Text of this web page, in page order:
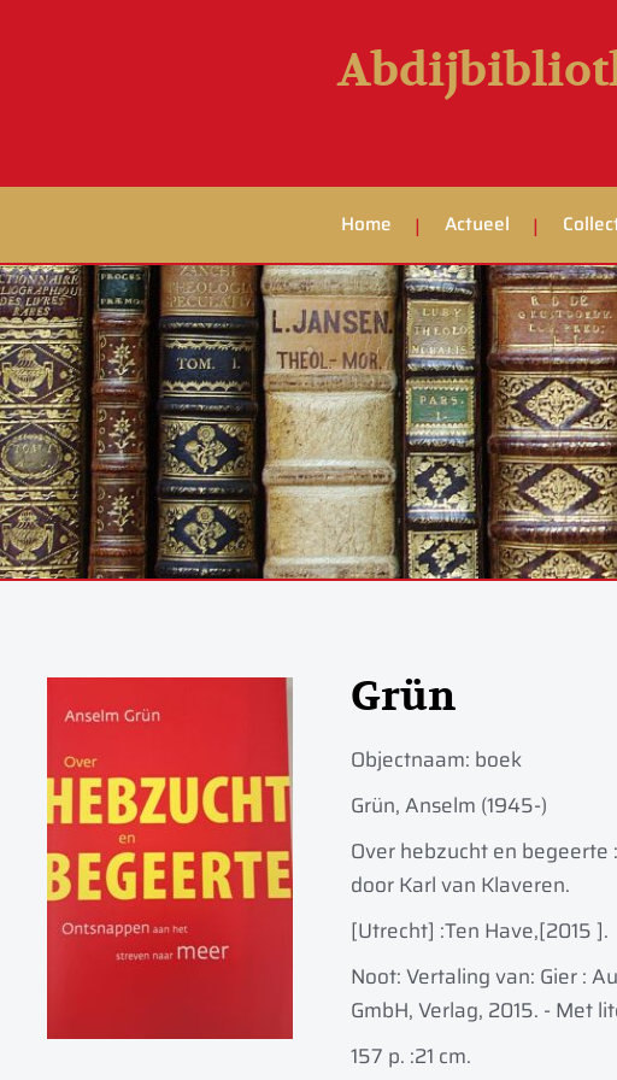
Home Actueel
Grün
Objectnaam: boek
Grün, Anselm (1945-)
Over hebzucht en
door Karl van Klaveren.
[Utrecht] :Ten Have,[2015 ].
Noot: Vertaling van: Gier :
GmbH, Verlag, 2015. - Met
157 p. :21 cm.